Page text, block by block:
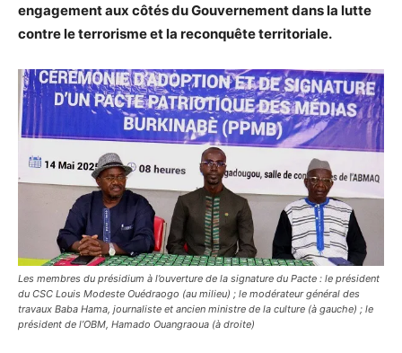
engagement aux côtés du Gouvernement dans la lutte
contre le terrorisme et la reconquête territoriale.
Les membres du présidium à l’ouverture de la signature du Pacte : le président
du CSC Louis Modeste Ouédraogo (au milieu) ; le modérateur général des
travaux Baba Hama, journaliste et ancien ministre de la culture (à gauche) ; le
président de l’OBM, Hamado Ouangraoua (à droite)